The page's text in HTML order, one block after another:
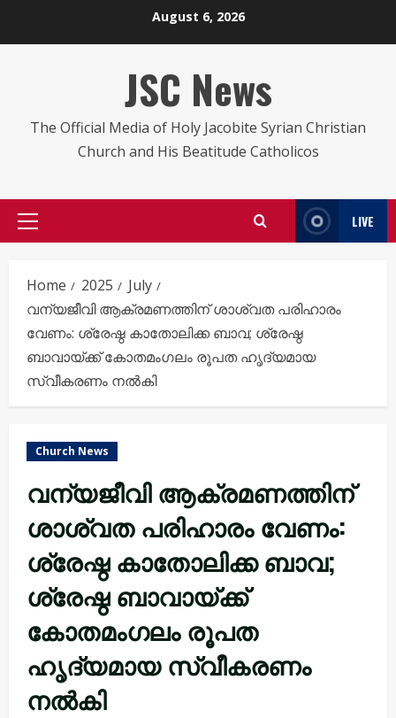
August 6, 2026
JSC News
The Official Media of Holy Jacobite Syrian Christian
Church and His Beatitude Catholicos
Primary
LIVE
Home 2025
July
വന്യജീവി ആക്രമണത്തിന് ശാശ്വത പരിഹാരം
വേണം: ശ്രേഷ്ഠ കാതോലിക്ക ബാവ; ശ്രേഷ്ഠ
ബാവായ്ക്ക് കോതമംഗലം രൂപത ഹൃദ്യമായ
സ്വീകരണം നൽകി
Church News
വന്യജീവി ആക്രമണത്തിന്
ശാശ്വത പരിഹാരം വേണം:
ശ്രേഷ്ഠ കാതോലിക്ക ബാവ;
ശ്രേഷ്ഠ ബാവായ്ക്ക്
കോതമംഗലം രൂപത
ഹൃദ്യമായ സ്വീകരണം
നൽകി